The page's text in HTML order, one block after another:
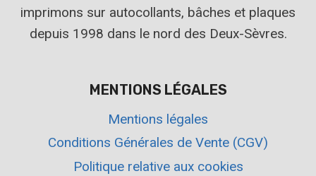
imprimons sur autocollants, bâches et plaques
depuis 1998 dans le nord des Deux-Sèvres.
MENTIONS LÉGALES
Mentions légales
Conditions Générales de Vente (CGV)
Politique relative aux cookies